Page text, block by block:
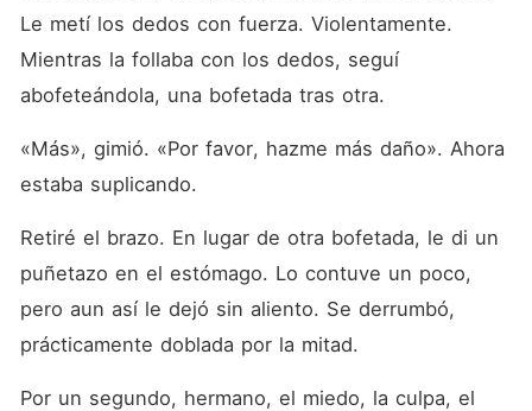
Le metí los dedos con fuerza. Violentamente.
Mientras la follaba con los dedos, seguí
abofeteándola, una bofetada tras otra.
«Más», gimió. «Por favor, hazme más daño». Ahora
estaba suplicando.
Retiré el brazo. En lugar de otra bofetada, le di un
puñetazo en el estómago. Lo contuve un poco,
pero aun así le dejó sin aliento. Se derrumbó,
prácticamente doblada por la mitad.
Por un segundo, hermano, el miedo, la culpa, el